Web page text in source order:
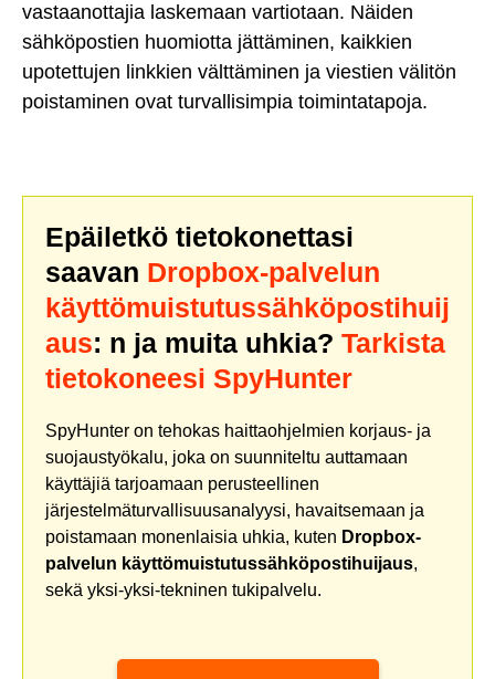
vastaanottajia laskemaan vartiotaan. Näiden
sähköpostien huomiotta jättäminen, kaikkien
upotettujen linkkien välttäminen ja viestien välitön
poistaminen ovat turvallisimpia toimintatapoja.
Epäiletkö tietokonettasi
saavan Dropbox-palvelun
käyttömuistutussähköpostihuij
aus: n ja muita uhkia? Tarkista
tietokoneesi SpyHunter
SpyHunter on tehokas haittaohjelmien korjaus- ja
suojaustyökalu, joka on suunniteltu auttamaan
käyttäjiä tarjoamaan perusteellinen
järjestelmäturvallisuusanalyysi, havaitsemaan ja
poistamaan monenlaisia uhkia, kuten Dropbox-
palvelun käyttömuistutussähköpostihuijaus,
sekä yksi-yksi-tekninen tukipalvelu.